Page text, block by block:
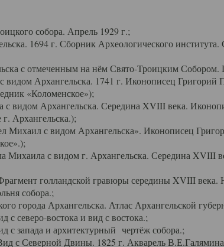
собора. Апрель 1929 г.;
1694 г. Сборник Археологического института.
с отмеченным на нём Свято-Троицким Собором.
Архангельска. 1741 г. Иконописец Григорий
«Коломенское»);
видом Архангельска. Середина XVIII века.
Архангельска.);
Михаил с видом Архангельска». Иконописец
Михаила с видом г. Архангельска. Середина XVIII
голландской гравюры середины XVIII века.
собора.;
города Архангельска. Атлас Архангельской
северо-востока и вид с востока.;
запада и архитектурный чертёж собора.;
с Северной Двины. 1825 г. Акварель